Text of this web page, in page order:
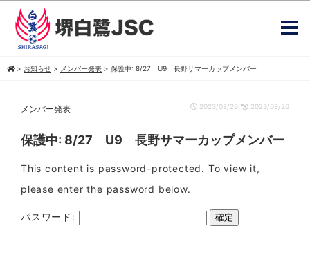
> お知らせ > メンバー発表 > 保護中: 8/27 U9 長野サマーカップメンバー
メンバー発表 2023/08/26 2023/08/26
保護中: 8/27 U9 長野サマーカップメンバー
This content is password-protected. To view it,
please enter the password below.
パスワード: